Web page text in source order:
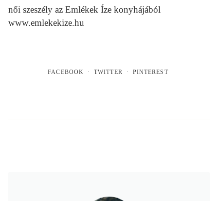
női szeszély az Emlékek Íze konyhájából
www.emlekekize.hu
FACEBOOK TWITTER PINTEREST